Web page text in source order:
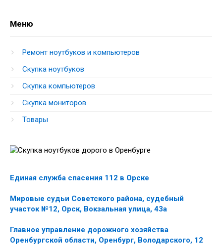
Меню
Ремонт ноутбуков и компьютеров
Скупка ноутбуков
Скупка компьютеров
Скупка мониторов
Товары
Единая служба спасения 112 в Орске
Мировые судьи Советского района, судебный
участок №12, Орск, Вокзальная улица, 43а
Главное управление дорожного хозяйства
Оренбургской области, Оренбург, Володарского, 12